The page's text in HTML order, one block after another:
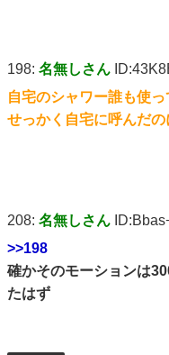
198: 名無しさん
自宅のシャワー誰も使っ
せっかく自宅に呼んだの
208: 名無しさん
>>198
確かそのモーションは
たはず